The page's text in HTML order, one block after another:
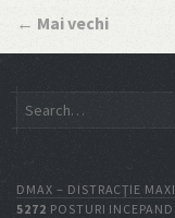
← Mai vechi
DMAX – DISTRACŢIE
5272 POSTURI